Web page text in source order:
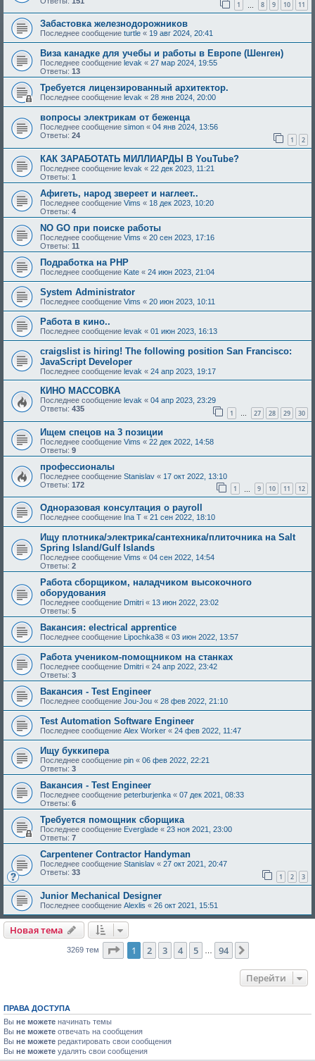
1 8 9 10 11
Забастовка железнодорожников
Последнее сообщение turtle « 19 авг 2024, 20:41
Виза канадке для учебы и работы в Европе (Шенген)
Последнее сообщение levak « 27 мар 2024, 19:55
Ответы: 13
Требуется лицензированный архитектор.
Последнее сообщение levak « 28 янв 2024, 20:00
вопросы электрикам от беженца
Последнее сообщение simon « 04 янв 2024, 13:56
Ответы: 24 1 2
КАК ЗАРАБОТАТЬ МИЛЛИАРДЫ В YouTube?
Последнее сообщение levak « 22 дек 2023, 11:21
Ответы: 1
Афигеть, народ звереет и наглеет..
Последнее сообщение Vims « 18 дек 2023, 10:20
Ответы: 4
NO GO при поиске работы
Последнее сообщение Vims « 20 сен 2023, 17:16
Ответы: 11
Подработка на PHP
Последнее сообщение Kate « 24 июн 2023, 21:04
System Administrator
Последнее сообщение Vims « 20 июн 2023, 10:11
Работа в кино..
Последнее сообщение levak « 01 июн 2023, 16:13
craigslist is hiring! The following position San Francisco:
JavaScript Developer
Последнее сообщение levak « 24 апр 2023, 19:17
КИНО МАССОВКА
Последнее сообщение levak « 04 апр 2023, 23:29
Ответы: 435 1 … 27 28 29 30
Ищем спецов на 3 позиции
Последнее сообщение Vims « 22 дек 2022, 14:58
Ответы: 9
профессионалы
Последнее сообщение Stanislav « 17 окт 2022, 13:10
Ответы: 172 1 9 10 11 12
Oдноразовая консултация o payroll
Последнее сообщение Ina T « 21 сен 2022, 18:10
Ищу плотника/электрика/сантехника/плиточника на Salt
Spring Island/Gulf Islands
Последнее сообщение Vims « 04 сен 2022, 14:54
Ответы: 2
Работа сборщиком, наладчиком высокочного
оборудования
Последнее сообщение Dmitri « 13 июн 2022, 23:02
Ответы: 5
Вакансия: electrical apprentice
Последнее сообщение Lipochka38 « 03 июн 2022, 13:57
Работа учеником-помощником на станках
Последнее сообщение Dmitri « 24 апр 2022, 23:42
Ответы: 3
Вакансия - Test Engineer
Последнее сообщение Jou-Jou « 28 фев 2022, 21:10
Test Automation Software Engineer
Последнее сообщение Alex Worker « 24 фев 2022, 11:47
Ищу буккипера
Последнее сообщение pin « 06 фев 2022, 22:21
Ответы: 3
Вакансия - Test Engineer
Последнее сообщение peterburjenka « 07 дек 2021, 08:33
Ответы: 6
Требуется помощник сборщика
Последнее сообщение Everglade « 23 ноя 2021, 23:00
Ответы: 7
Carpentener Contractor Handyman
Последнее сообщение Stanislav « 27 окт 2021, 20:47
Ответы: 33 1 2 3
Junior Mechanical Designer
Последнее сообщение Alexlis « 26 окт 2021, 15:51
Новая тема
3269 тем Страница из 94
1 2 3 4 5 94
Перейти
ПРАВА ДОСТУПА
Вы не можете начинать темы
Вы не можете отвечать на сообщения
Вы не можете редактировать свои сообщения
Вы не можете удалять свои сообщения